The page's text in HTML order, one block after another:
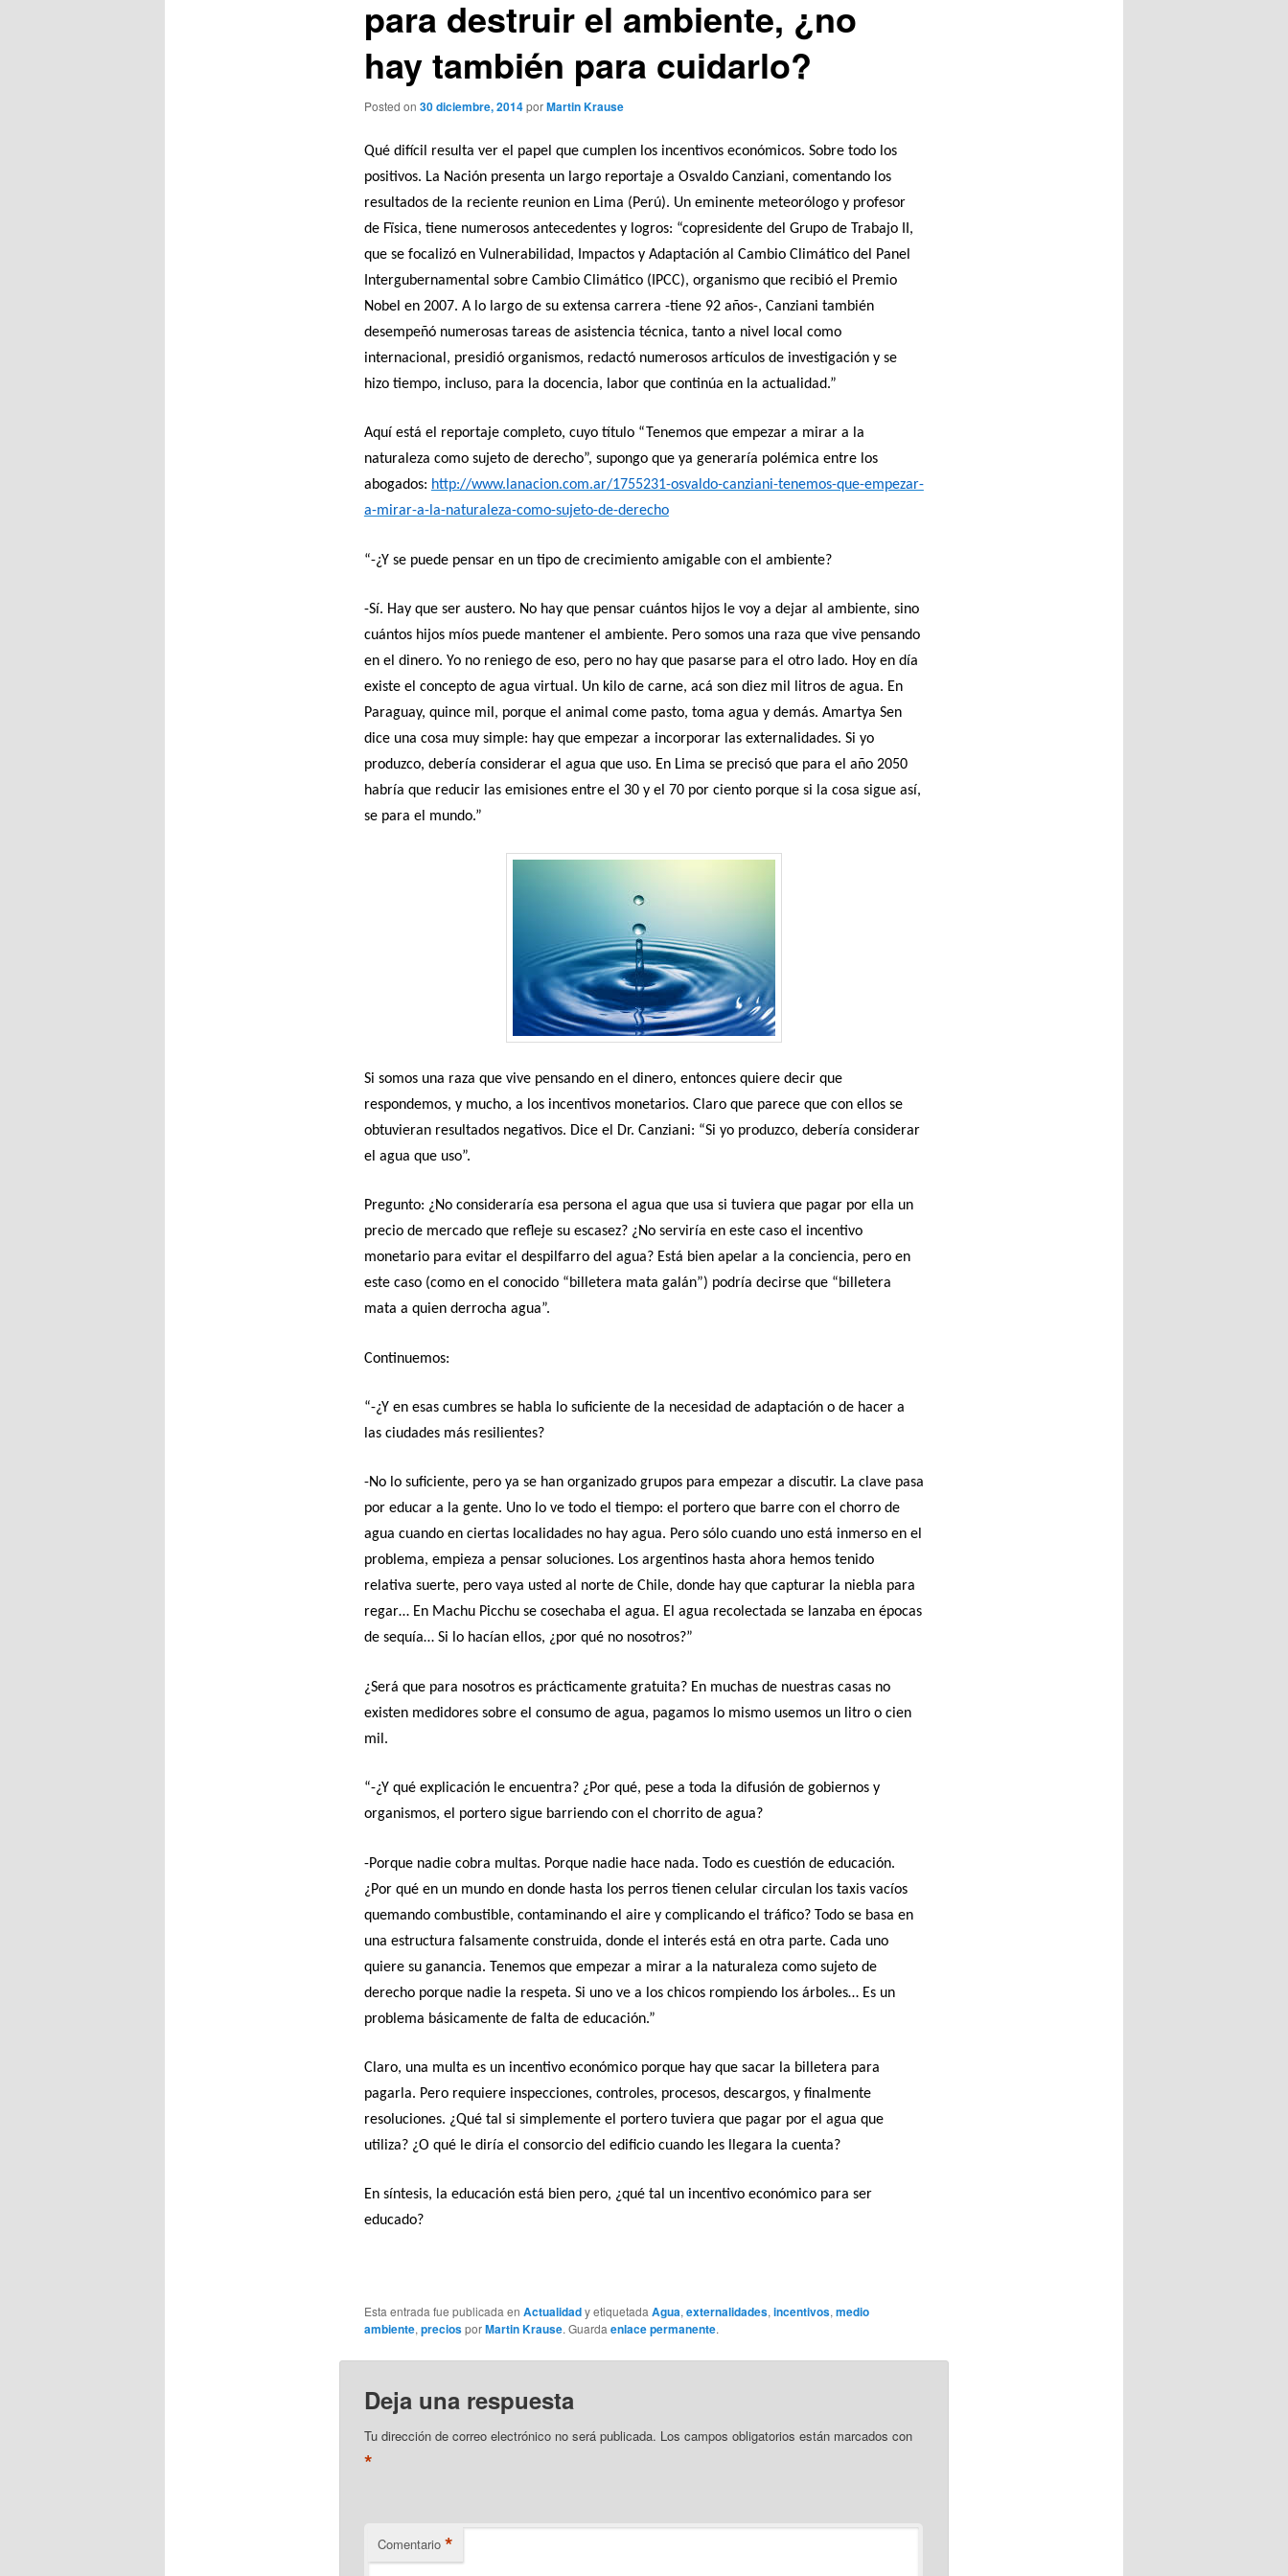
para destruir el ambiente, ¿no
hay también para cuidarlo?
Posted on 30 diciembre, 2014porMartin Krause
Qué difícil resulta ver el papel que cumplen los incentivos económicos. Sobre todo los
positivos. La Nación presenta un largo reportaje a Osvaldo Canziani, comentando los
resultados de la reciente reunion en Lima (Perú). Un eminente meteorólogo y profesor
de Fïsica, tiene numerosos antecedentes y logros: “copresidente del Grupo de Trabajo II,
que se focalizó en Vulnerabilidad, Impactos y Adaptación al Cambio Climático del Panel
Intergubernamental sobre Cambio Climático (IPCC), organismo que recibió el Premio
Nobel en 2007. A lo largo de su extensa carrera -tiene 92 años-, Canziani también
desempeñó numerosas tareas de asistencia técnica, tanto a nivel local como
internacional, presidió organismos, redactó numerosos artículos de investigación y se
hizo tiempo, incluso, para la docencia, labor que continúa en la actualidad.”
Aquí está el reportaje completo, cuyo título “Tenemos que empezar a mirar a la
naturaleza como sujeto de derecho”, supongo que ya generaría polémica entre los
abogados: http://www.lanacion.com.ar/1755231-osvaldo-canziani-tenemos-que-empezar-
a-mirar-a-la-naturaleza-como-sujeto-de-derecho
“-¿Y se puede pensar en un tipo de crecimiento amigable con el ambiente?
-Sí. Hay que ser austero. No hay que pensar cuántos hijos le voy a dejar al ambiente, sino
cuántos hijos míos puede mantener el ambiente. Pero somos una raza que vive pensando
en el dinero. Yo no reniego de eso, pero no hay que pasarse para el otro lado. Hoy en día
existe el concepto de agua virtual. Un kilo de carne, acá son diez mil litros de agua. En
Paraguay, quince mil, porque el animal come pasto, toma agua y demás. Amartya Sen
dice una cosa muy simple: hay que empezar a incorporar las externalidades. Si yo
produzco, debería considerar el agua que uso. En Lima se precisó que para el año 2050
habría que reducir las emisiones entre el 30 y el 70 por ciento porque si la cosa sigue así,
se para el mundo.”
Si somos una raza que vive pensando en el dinero, entonces quiere decir que
respondemos, y mucho, a los incentivos monetarios. Claro que parece que con ellos se
obtuvieran resultados negativos. Dice el Dr. Canziani: “Si yo produzco, debería considerar
el agua que uso”.
Pregunto: ¿No consideraría esa persona el agua que usa si tuviera que pagar por ella un
precio de mercado que refleje su escasez? ¿No serviría en este caso el incentivo
monetario para evitar el despilfarro del agua? Está bien apelar a la conciencia, pero en
este caso (como en el conocido “billetera mata galán”) podría decirse que “billetera
mata a quien derrocha agua”.
Continuemos:
“-¿Y en esas cumbres se habla lo suficiente de la necesidad de adaptación o de hacer a
las ciudades más resilientes?
-No lo suficiente, pero ya se han organizado grupos para empezar a discutir. La clave pasa
por educar a la gente. Uno lo ve todo el tiempo: el portero que barre con el chorro de
agua cuando en ciertas localidades no hay agua. Pero sólo cuando uno está inmerso en el
problema, empieza a pensar soluciones. Los argentinos hasta ahora hemos tenido
relativa suerte, pero vaya usted al norte de Chile, donde hay que capturar la niebla para
regar… En Machu Picchu se cosechaba el agua. El agua recolectada se lanzaba en épocas
de sequía… Si lo hacían ellos, ¿por qué no nosotros?”
¿Será que para nosotros es prácticamente gratuita? En muchas de nuestras casas no
existen medidores sobre el consumo de agua, pagamos lo mismo usemos un litro o cien
mil.
“-¿Y qué explicación le encuentra? ¿Por qué, pese a toda la difusión de gobiernos y
organismos, el portero sigue barriendo con el chorrito de agua?
-Porque nadie cobra multas. Porque nadie hace nada. Todo es cuestión de educación.
¿Por qué en un mundo en donde hasta los perros tienen celular circulan los taxis vacíos
quemando combustible, contaminando el aire y complicando el tráfico? Todo se basa en
una estructura falsamente construida, donde el interés está en otra parte. Cada uno
quiere su ganancia. Tenemos que empezar a mirar a la naturaleza como sujeto de
derecho porque nadie la respeta. Si uno ve a los chicos rompiendo los árboles… Es un
problema básicamente de falta de educación.”
Claro, una multa es un incentivo económico porque hay que sacar la billetera para
pagarla. Pero requiere inspecciones, controles, procesos, descargos, y finalmente
resoluciones. ¿Qué tal si simplemente el portero tuviera que pagar por el agua que
utiliza? ¿O qué le diría el consorcio del edificio cuando les llegara la cuenta?
En síntesis, la educación está bien pero, ¿qué tal un incentivo económico para ser
educado?
Esta entrada fue publicada en Actualidady etiquetada Agua, externalidades, incentivos, medio
ambiente, preciosporMartin Krause. Guarda enlace permanente.
Deja una respuesta
Tu dirección de correo electrónico no será publicada. Los campos obligatorios están marcados con
*
Comentario *